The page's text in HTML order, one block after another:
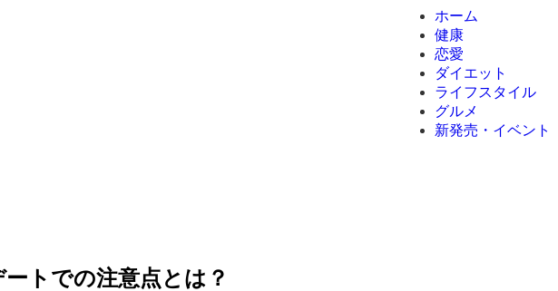
ホーム
健康
恋愛
ダイエット
ライフスタイル
グルメ
新発売・イベント
トでの注意点とは？